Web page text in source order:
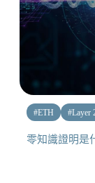
#ETH #Layer
零知識證明是